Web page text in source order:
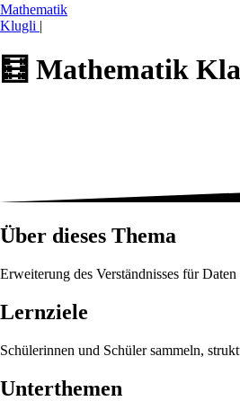
Mathematik
Klugli |
🧮 Mathematik
Über dieses Thema
Erweiterung des Verständnisses für
Lernziele
Schülerinnen und Schüler sammeln,
Unterthemen